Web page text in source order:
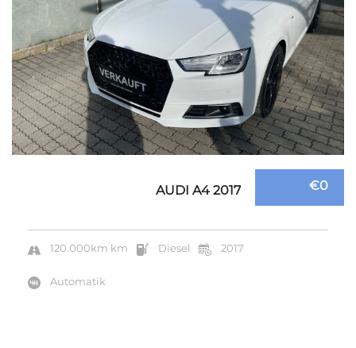
€0
AUDI A4 2017
120.000km km Diesel 2017
Automatik